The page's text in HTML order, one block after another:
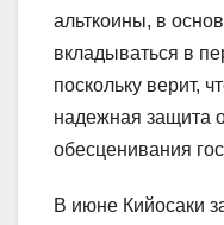
альткоины, в
вкладываться в
поскольку верит,
надежная защита
обесценивания
В июне Кийосаки